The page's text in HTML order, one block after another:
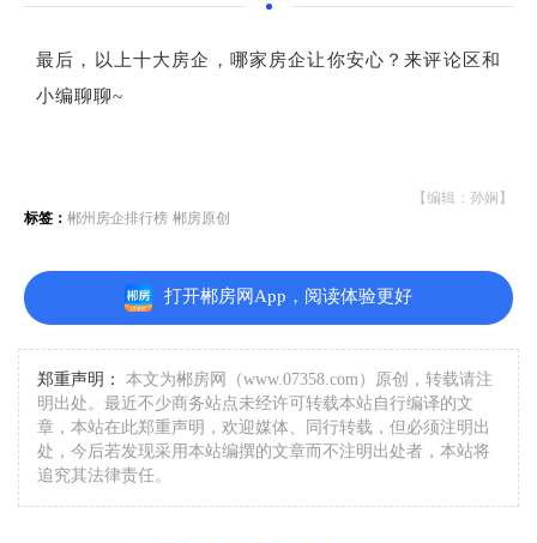
最后，以上十大房企，哪家房企让你安心？来评论区和
小编聊聊~
【编辑：孙娴】
标签： 郴州房企排行榜 郴房原创
打开郴房网App，阅读体验更好
郑重声明：
本文为郴房网（www.07358.com）原创，转载请注
明出处。最近不少商务站点未经许可转载本站自行编译的文
章，本站在此郑重声明，欢迎媒体、同行转载，但必须注明出
处，今后若发现采用本站编撰的文章而不注明出处者，本站将
追究其法律责任。